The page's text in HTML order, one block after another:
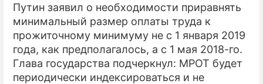
Путин заявил о необходимости приравнять
минимальный размер оплаты труда к
прожиточному минимуму не с 1 января 2019
года, как предполагалось, а с 1 мая 2018-го.
Глава государства подчеркнул: МРОТ будет
периодически индексироваться и не